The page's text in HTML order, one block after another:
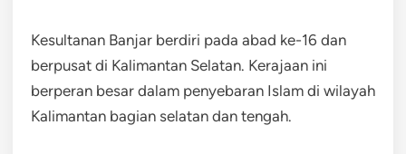
Kesultanan Banjar berdiri pada abad ke-16 dan
berpusat di Kalimantan Selatan. Kerajaan ini
berperan besar dalam penyebaran Islam di wilayah
Kalimantan bagian selatan dan tengah.